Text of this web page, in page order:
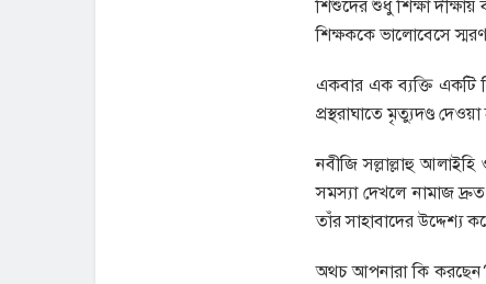
শিশুদের শুধু শিক্ষা
শিক্ষককে ভালোবেসে
একবার এক ব্যক্তি একটি
প্রস্থরাঘাতে মৃত্যুদণ্ড
নবীজি সল্লাল্লাহু
সমস্যা দেখলে নামাজ
তাঁর সাহাবাদের উদ্দেশ্য
অথচ আপনারা কি